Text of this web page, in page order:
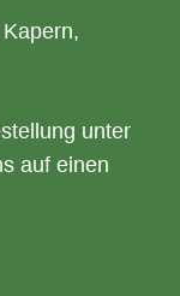
unter
auf einen